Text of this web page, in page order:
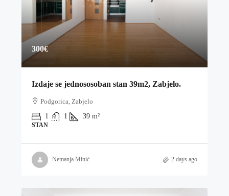
300€
Izdaje se jednososoban stan 39m2, Zabjelo.
Podgorica, Zabjelo
1
1 39 m²
STAN
Nemanja Minić 2 days ago